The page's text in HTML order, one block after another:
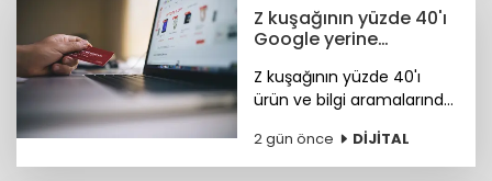
Z kuşağının yüzde 40'ı
Google yerine
yapıyor
Z kuşağının yüzde 40'ı
ürün ve bilgi aramalarında
Araştırma ayrıca
Instagram ve TikTok'un
2 gün önce DİJİTAL